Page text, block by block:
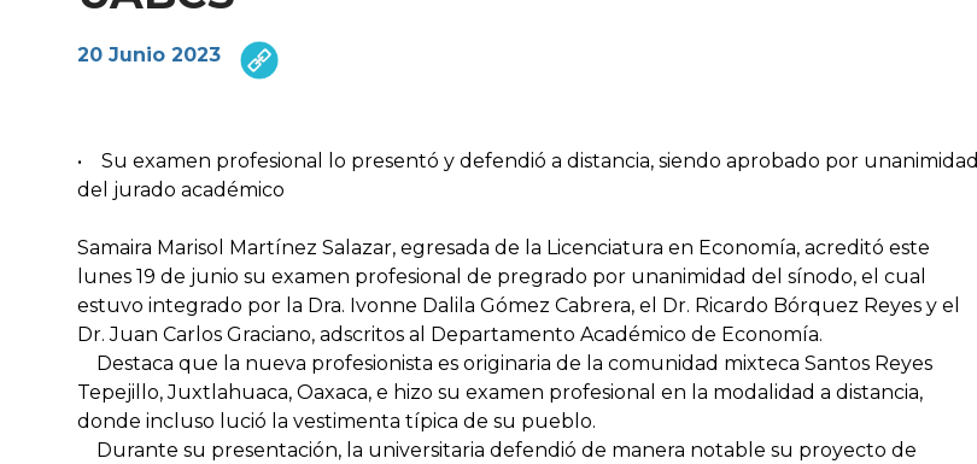
20 Junio 2023
• Su examen profesional lo presentó y defendió a distancia, siendo aprobado por unanimidad
del jurado académico
Samaira Marisol Martínez Salazar, egresada de la Licenciatura en Economía, acreditó este
lunes 19 de junio su examen profesional de pregrado por unanimidad del sínodo, el cual
estuvo integrado por la Dra. Ivonne Dalila Gómez Cabrera, el Dr. Ricardo Bórquez Reyes y el
Dr. Juan Carlos Graciano, adscritos al Departamento Académico de Economía.
Destaca que la nueva profesionista es originaria de la comunidad mixteca Santos Reyes
Tepejillo, Juxtlahuaca, Oaxaca, e hizo su examen profesional en la modalidad a distancia,
donde incluso lució la vestimenta típica de su pueblo.
Durante su presentación, la universitaria defendió de manera notable su proyecto de